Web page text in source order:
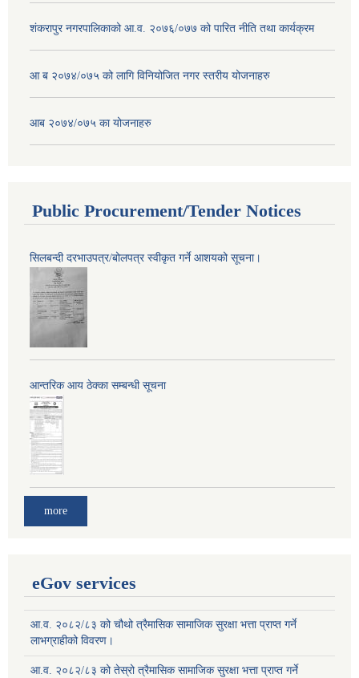
शंकरापुर नगरपालिकाको आ.व. २०७६/०७७ को पारित नीति तथा कार्यक्रम
आ ब २०७४/०७५ को लागि विनियोजित नगर स्तरीय योजनाहरु
आब २०७४/०७५ का योजनाहरु
Public Procurement/Tender Notices
सिलबन्दी दरभाउपत्र/बोलपत्र स्वीकृत गर्ने आशयको सूचना।
आन्तरिक आय ठेक्का सम्बन्धी सूचना
more
eGov services
आ.व. २०८२/८३ को चौथो त्रैमासिक सामाजिक सुरक्षा भत्ता प्राप्त गर्ने
लाभग्राहीको विवरण।
आ.व. २०८२/८३ को तेस्रो त्रैमासिक सामाजिक सुरक्षा भत्ता प्राप्त गर्ने